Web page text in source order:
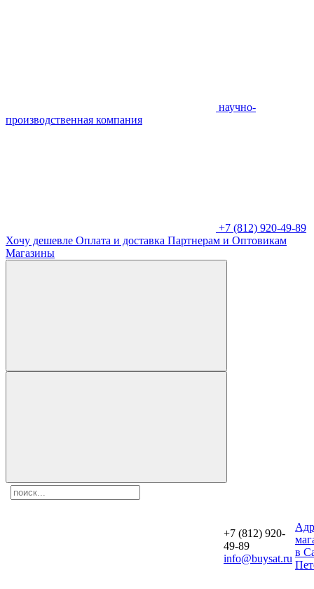
научно-
производственная компания
+7 (812) 920-49-89
Хочу дешевле Оплата и доставка Партнерам и Оптовикам
Магазины
+7 (812) 920-
49-89
info@buysat.ru
в